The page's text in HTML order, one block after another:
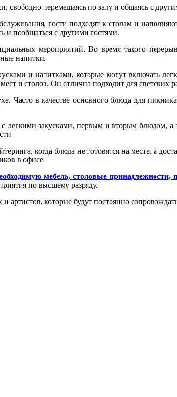
свободно перемещаясь по залу и общаясь с
гости подходят к столам и
и пообщаться с другими гостями.
мероприятий. Во время такого
напитки.
и напитками, которые могут включать
и столов. Он отлично подходит для светских
Часто в качестве основного блюда для
легкими закусками, первым и вторым блюдом, а
когда блюда не готовятся на месте, а
в офисе.
мебель, столовые принадлежности,
по высшему разряду.
которые будут постоянно